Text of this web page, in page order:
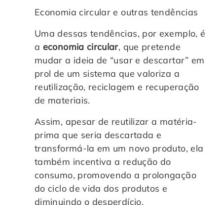
Economia circular e outras tendências
Uma dessas tendências, por exemplo, é
a economia circular, que pretende
mudar a ideia de “usar e descartar” em
prol de um sistema que valoriza a
reutilização, reciclagem e recuperação
de materiais.
Assim, apesar de reutilizar a matéria-
prima que seria descartada e
transformá-la em um novo produto, ela
também incentiva a redução do
consumo, promovendo a prolongação
do ciclo de vida dos produtos e
diminuindo o desperdício.